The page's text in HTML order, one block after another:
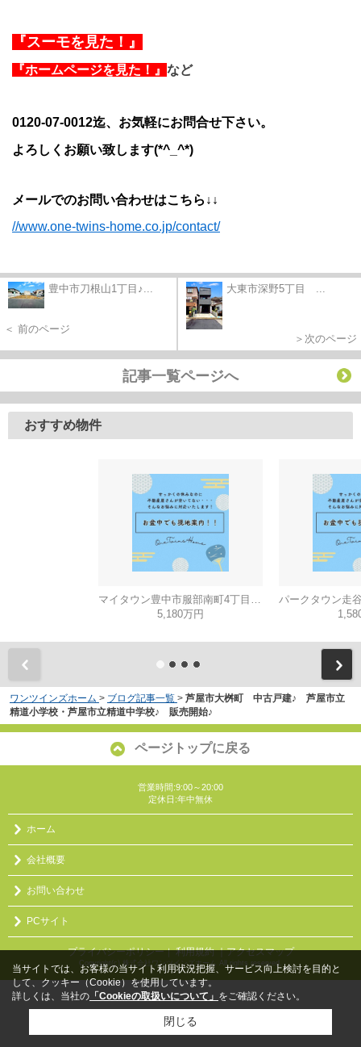
『スーモを見た！』
『ホームページを見た！』 など
0120-07-0012迄、お気軽にお問合せ下さい。
よろしくお願い致します(*^_^*)
メールでのお問い合わせはこちら↓↓
//www.one-twins-home.co.jp/contact/
豊中市刀根山1丁目♪...
＜ 前のページ
大東市深野5丁目 ...
＞次のページ
記事一覧ページへ
おすすめ物件
マイタウン豊中市服部南町4丁目◇◆モデルハウス◇◆
5,180万円
ワンツインズホーム > ブログ記事一覧 > 芦屋市大桝町 中古戸建♪ 芦屋市立
精道小学校・芦屋市立精道中学校♪ 販売開始♪
ページトップに戻る
営業時間:9:00～20:00
定休日:年中無休
ホーム
会社概要
お問い合わせ
PCサイト
プライバシーポリシー｜利用規約 ｜アクセスマップ
Copyright(c) 株式会社ワンツインズホーム All rights reserved.
当サイトでは、お客様の当サイト利用状況把握、サービス向上検討を目的と
して、クッキー（Cookie）を使用しています。
詳しくは、当社の 「Cookieの取扱いについて」 をご確認ください。
閉じる